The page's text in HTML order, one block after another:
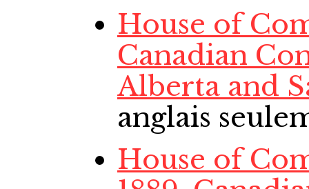
House of
Canadian
Alberta and
anglais
House of